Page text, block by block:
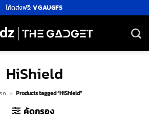
โค้ดส่งฟรี:VGAUGFS
HiShield
ก > Products tagged “HiShield”
คัดกรอง